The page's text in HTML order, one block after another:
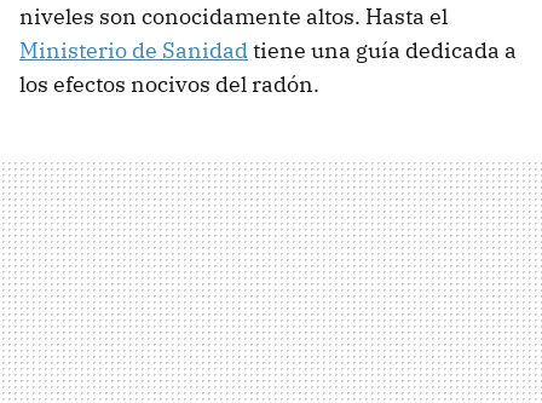
niveles son conocidamente altos. Hasta el
Ministerio de Sanidad tiene una guía dedicada a
los efectos nocivos del radón.